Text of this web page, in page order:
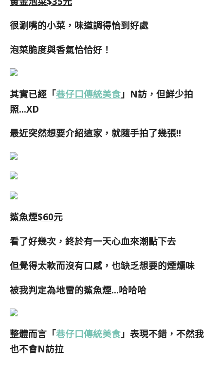
很涮嘴的小菜，味道調得恰到好處
泡菜脆度與香氣恰恰好！
其實已經「巷仔口傳統美食 」N訪，但鮮少拍
照…XD
最近突然想要介紹這家，就隨手拍了幾張!!
鯊魚煙$60元
看了好幾次，終於有一天心血來潮點下去
但覺得太軟而沒有口感，也缺乏想要的煙燻味
被我判定為地雷的鯊魚煙…哈哈哈
整體而言「巷仔口傳統美食 」表現不錯，不然我
也不會N訪拉